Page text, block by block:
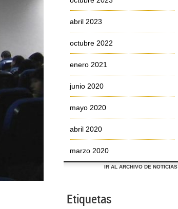
abril 2023
octubre 2022
enero 2021
junio 2020
mayo 2020
abril 2020
marzo 2020
IR AL ARCHIVO DE NOTICIAS
Etiquetas